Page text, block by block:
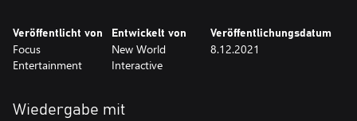
Veröffentlicht von
Focus
Entertainment
Entwickelt von
New World
Interactive
Veröffentlichungsdatum
8.12.2021
Wiedergabe mit